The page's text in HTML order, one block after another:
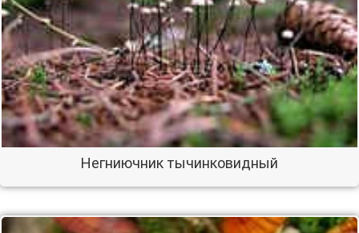
Негниючник тычинковидный